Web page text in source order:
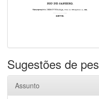
Sugestões de
Assunto